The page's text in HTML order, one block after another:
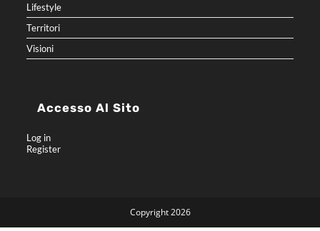
Lifestyle
Territori
Visioni
Accesso Al Sito
Log in
Register
Copyright 2026